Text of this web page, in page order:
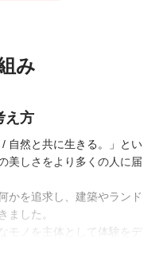
ン
案件やプロジェクトごとに都度
を分配する
ゲスト宿泊から、必要な分
フスタイルに合わせてプ
デザイナーがいない中で構
み
え方
自然と共に生きる。」とい
美しさをより多くの人に届
かを追求し、建築やランド
ました。
モノを主体として体験をデ